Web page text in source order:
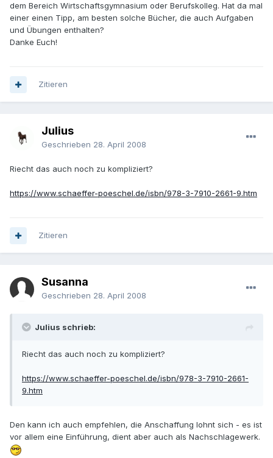
dem Bereich Wirtschaftsgymnasium oder Berufskolleg. Hat da mal
einer einen Tipp, am besten solche Bücher, die auch Aufgaben
und Übungen enthalten?
Danke Euch!
Zitieren
Julius
Geschrieben 28. April 2008
Riecht das auch noch zu kompliziert?
https://www.schaeffer-poeschel.de/isbn/978-3-7910-2661-9.htm
Zitieren
Susanna
Geschrieben 28. April 2008
Julius schrieb:
Riecht das auch noch zu kompliziert?
https://www.schaeffer-poeschel.de/isbn/978-3-7910-2661-
9.htm
Den kann ich auch empfehlen, die Anschaffung lohnt sich - es ist
vor allem eine Einführung, dient aber auch als Nachschlagewerk.